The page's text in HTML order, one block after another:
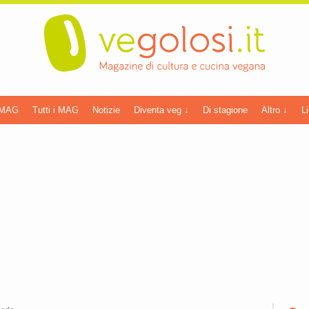
Tutti i MAG Notizie Diventa veg ↓ Di stagione Altro ↓